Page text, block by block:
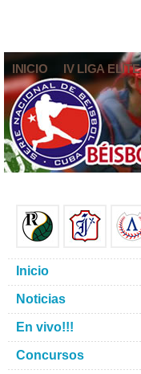
INICIO IV LIGA ELITE
Inicio
Noticias
En vivo!!!
Concursos